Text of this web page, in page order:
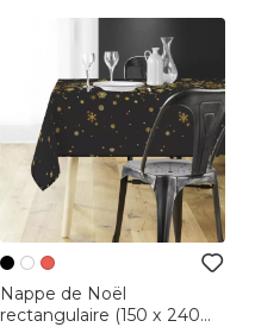
Nappe de Noël
rectangulaire (150 x 240